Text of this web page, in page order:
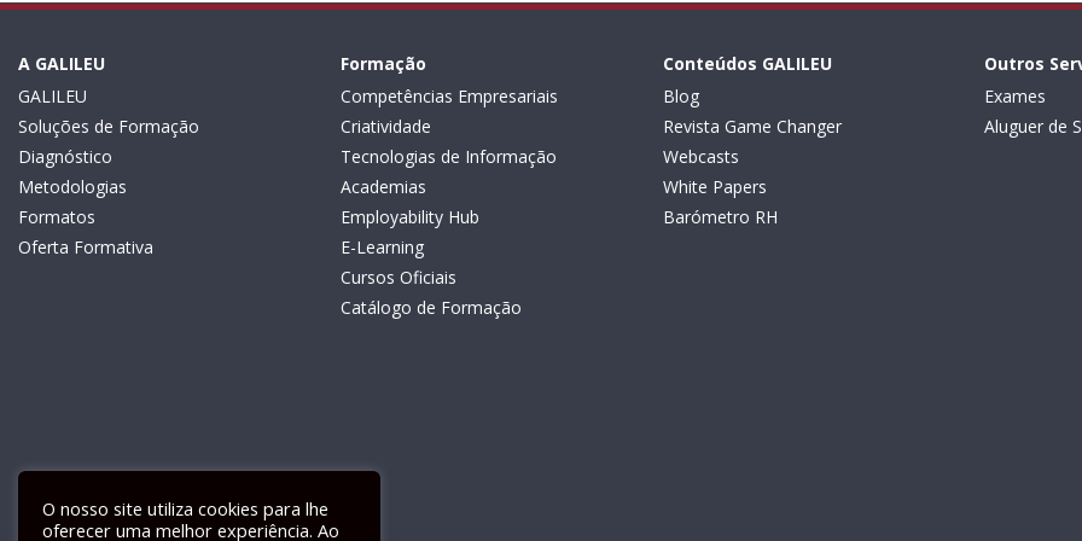
A GALILEU
GALILEU
Soluções de Formação
Diagnóstico
Metodologias
Formatos
Oferta Formativa
Formação
Competências Empresariais
Criatividade
Tecnologias de Informação
Academias
Employability Hub
E-Learning
Cursos Oficiais
Catálogo de Formação
Conteúdos GALILEU
Blog
Revista Game Changer
Webcasts
White Papers
Barómetro RH
Outros
Exames
Aluguer de
O nosso site utiliza cookies para lhe
oferecer uma melhor experiência. Ao